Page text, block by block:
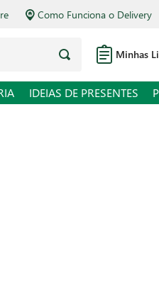
o Delivery Atendimento
Minhas
IDEIAS DE PRESENTES